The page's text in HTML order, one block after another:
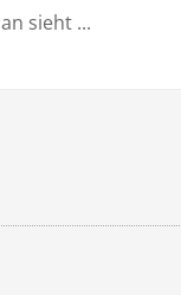
sieht ...